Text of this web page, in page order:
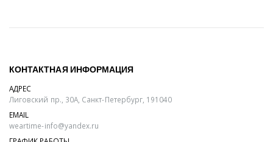
КОНТАКТНАЯ ИНФОРМАЦИЯ
АДРЕС
Лиговский пр., 30А, Санкт-Петербург, 191040
EMAIL
weartime-info@yandex.ru